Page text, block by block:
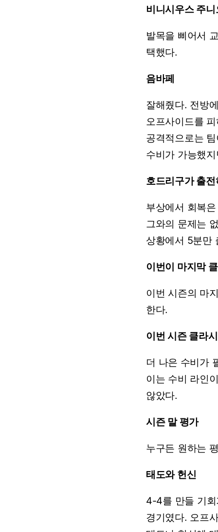
비니시우스 주
발목을 삐어서
택했다.
음바페
잘해줬다. 전방
오프사이드를
공격적으로는
수비가 가능했
호드리구가출전
부상에서 회복은
그와의 문제는
상황에서 5분만
이번이 마지막클
이번 시즌의 마
한다.
이번시즌 클라
더 나은 수비가
이는 수비 라인
않았다.
시즌 말평가
누구든 원하는
태도와 헌신
4-4를 만들 기
경기였다. 오프